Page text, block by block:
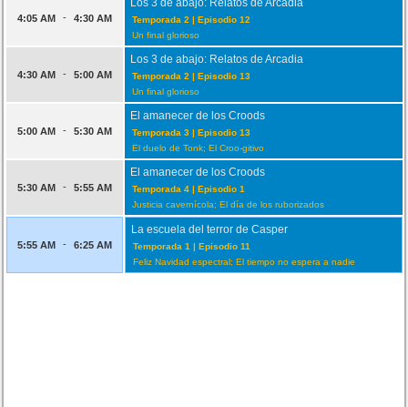
4:05 AM - 4:30 AM
Temporada 2 | Episodio 12
Un final glorioso
4:30 AM - 5:00 AM
Los 3 de abajo: Relatos de Arcadia
Temporada 2 | Episodio 13
Un final glorioso
5:00 AM - 5:30 AM
El amanecer de los Croods
Temporada 3 | Episodio 13
El duelo de Tonk; El Croo-gitivo
5:30 AM - 5:55 AM
El amanecer de los Croods
Temporada 4 | Episodio 1
Justicia cavernícola; El día de los ruborizados
5:55 AM - 6:25 AM
La escuela del terror de Casper
Temporada 1 | Episodio 11
Feliz Navidad espectral; El tiempo no espera a nadie